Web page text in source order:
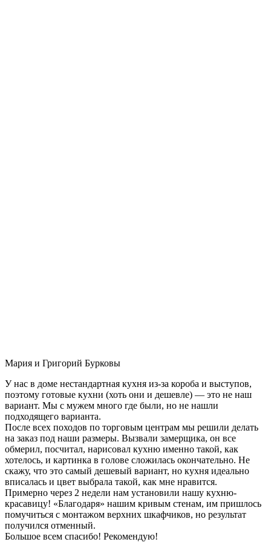
Мария и Григорий Бурковы
У нас в доме нестандартная кухня из-за короба и выступов,
поэтому готовые кухни (хоть они и дешевле) — это не наш
вариант. Мы с мужем много где были, но не нашли
подходящего варианта.
После всех походов по торговым центрам мы решили делать
на заказ под наши размеры. Вызвали замерщика, он все
обмерил, посчитал, нарисовал кухню именно такой, как
хотелось, и картинка в голове сложилась окончательно. Не
скажу, что это самый дешевый вариант, но кухня идеально
вписалась и цвет выбрала такой, как мне нравится.
Примерно через 2 недели нам установили нашу кухню-
красавицу! «Благодаря» нашим кривым стенам, им пришлось
помучиться с монтажом верхних шкафчиков, но результат
получился отменный.
Большое всем спасибо! Рекомендую!